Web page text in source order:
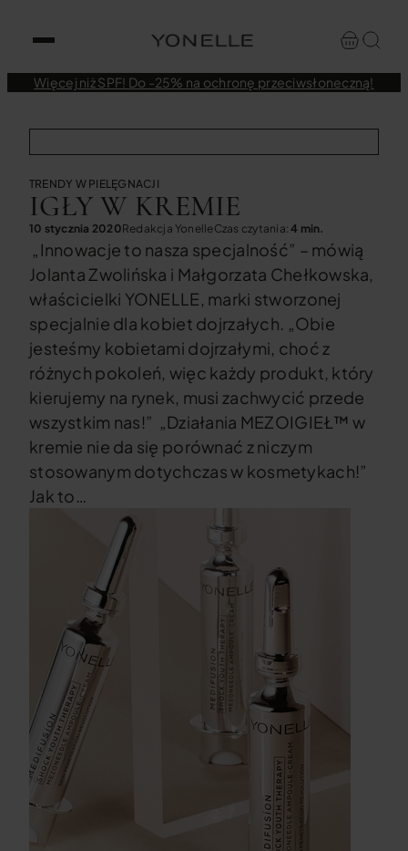
Więcej niż SPF! Do -25% na ochronę przeciwsłoneczną!
TRENDY W PIELĘGNACJI
IGŁY W KREMIE
10 stycznia 2020Redakcja YonelleCzas czytania:4 min.
„Innowacje to nasza specjalność” – mówią
Jolanta Zwolińska i Małgorzata Chełkowska,
właścicielki YONELLE, marki stworzonej
specjalnie dla kobiet dojrzałych. „Obie
jesteśmy kobietami dojrzałymi, choć z
różnych pokoleń, więc każdy produkt, który
kierujemy na rynek, musi zachwycić przede
wszystkim nas!” „Działania MEZOIGIEŁ™ w
kremie nie da się porównać z niczym
stosowanym dotychczas w kosmetykach!”
Jak to…